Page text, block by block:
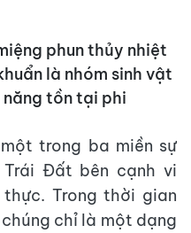
phun thủy nhiệt
là nhóm sinh vật
năng tồn tại phi
trong ba miền sự
Đất bên cạnh vi
Trong thời gian
chỉ là một dạng